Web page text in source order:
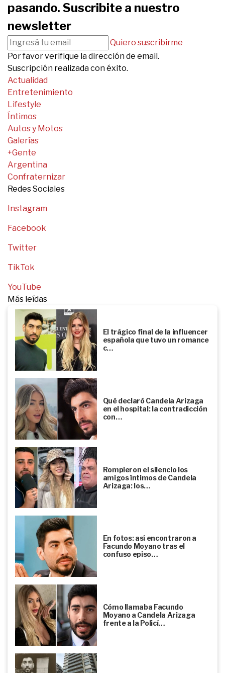
pasando. Suscribite a nuestro
newsletter
Quiero suscribirme
Por favor verifique la dirección de email.
Suscripción realizada con éxito.
Actualidad
Entretenimiento
Lifestyle
Íntimos
Autos y Motos
Galerías
+Gente
Argentina
Confraternizar
Redes Sociales
Instagram
Facebook
Twitter
TikTok
YouTube
Más leídas
El trágico final de la influencer
española que tuvo un romance
c…
Qué declaró Candela Arizaga
en el hospital: la contradicción
con…
Rompieron el silencio los
amigos íntimos de Candela
Arizaga: los…
En fotos: así encontraron a
Facundo Moyano tras el
confuso episo…
Cómo llamaba Facundo
Moyano a Candela Arizaga
frente a la Policí…